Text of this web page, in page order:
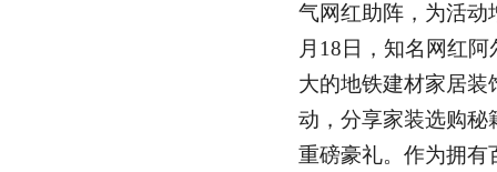
气网红助阵，为活动
月18日，知名网红
大的地铁建材家居
动，分享家装选购秘
重磅豪礼。作为拥有